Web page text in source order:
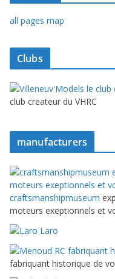
all pages map
Clubs
club createur du VHRC
manufacturers
craftsmanshipmuseum
moteurs exeptionnels et
Laro
fabriquant historique de